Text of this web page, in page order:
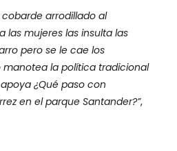
arrodillado al
las mujeres las insulta las
pero se le cae los
la política tradicional
¿Qué paso con
en el parque Santander?”,